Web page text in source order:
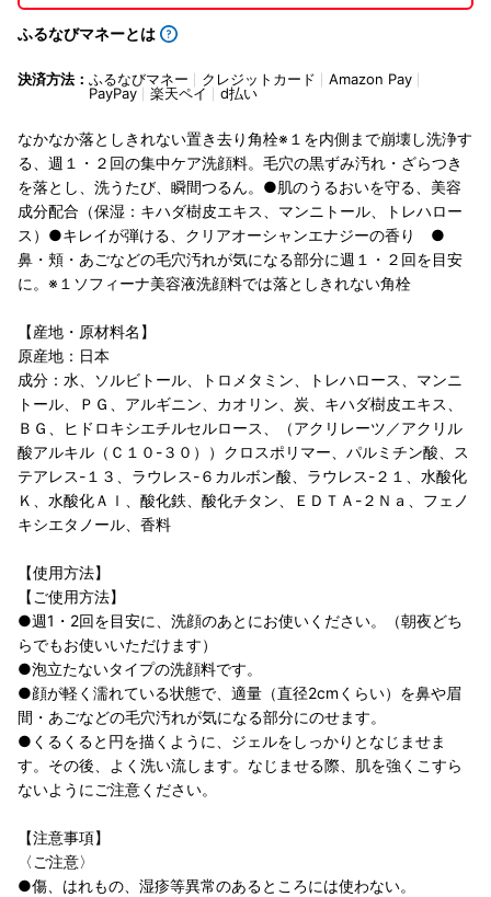
ふるなびマネーとは
決済方法： ふるなびマネー クレジットカード
Amazon Pay
PayPay
楽天ペイ d払い
なかなか落としきれない置き去り角栓※１を内側まで崩壊し洗浄す
る、週１・２回の集中ケア洗顔料。毛穴の黒ずみ汚れ・ざらつき
を落とし、洗うたび、瞬間つるん。●肌のうるおいを守る、美容
成分配合（保湿：キハダ樹皮エキス、マンニトール、トレハロー
ス）●キレイが弾ける、クリアオーシャンエナジーの香り ●
鼻・頬・あごなどの毛穴汚れが気になる部分に週１・２回を目安
に。※１ソフィーナ美容液洗顔料では落としきれない角栓
【産地・原材料名】
原産地：日本
成分：水、ソルビトール、トロメタミン、トレハロース、マンニ
トール、ＰＧ、アルギニン、カオリン、炭、キハダ樹皮エキス、
ＢＧ、ヒドロキシエチルセルロース、（アクリレーツ／アクリル
酸アルキル（Ｃ１０-３０））クロスポリマー、パルミチン酸、ス
テアレス-１３、ラウレス-６カルボン酸、ラウレス-２１、水酸化
Ｋ、水酸化Ａｌ、酸化鉄、酸化チタン、ＥＤＴＡ-２Ｎａ、フェノ
キシエタノール、香料
【使用方法】
【ご使用方法】
●週1・2回を目安に、洗顔のあとにお使いください。（朝夜どち
らでもお使いいただけます）
●泡立たないタイプの洗顔料です。
●顔が軽く濡れている状態で、適量（直径2cmくらい）を鼻や眉
間・あごなどの毛穴汚れが気になる部分にのせます。
●くるくると円を描くように、ジェルをしっかりとなじませま
す。その後、よく洗い流します。なじませる際、肌を強くこすら
ないようにご注意ください。
【注意事項】
〈ご注意〉
●傷、はれもの、湿疹等異常のあるところには使わない。